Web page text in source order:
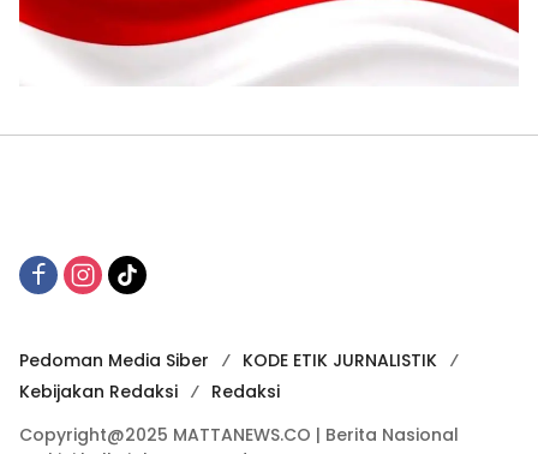
Pedoman Media Siber
KODE ETIK JURNALISTIK
Kebijakan Redaksi
Redaksi
Copyright@2025 MATTANEWS.CO | Berita Nasional